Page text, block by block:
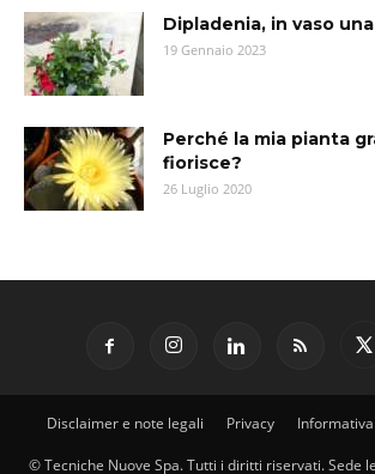
Dipladenia, in vaso
19 Gennaio 2023
Perché la mia pianta
fiorisce?
26 Luglio 2020
Disclaimer e note legali Privacy
© Tecniche Nuove Spa. Tutti i diritti riservati. Sede